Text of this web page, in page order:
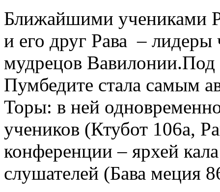
Ближайшими учениками
и его друг Рава – лидеры
мудрецов
Пумбедите стала самым
Торы: в ней
учеников (Ктубот 106а,
конференции – ярхей
слушателей (Бава меция